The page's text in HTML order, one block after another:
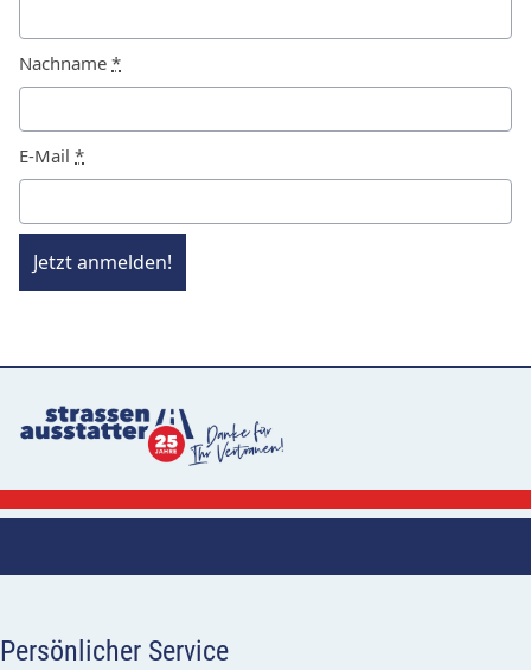
Nachname *
E-Mail *
Jetzt anmelden!
Persönlicher Service